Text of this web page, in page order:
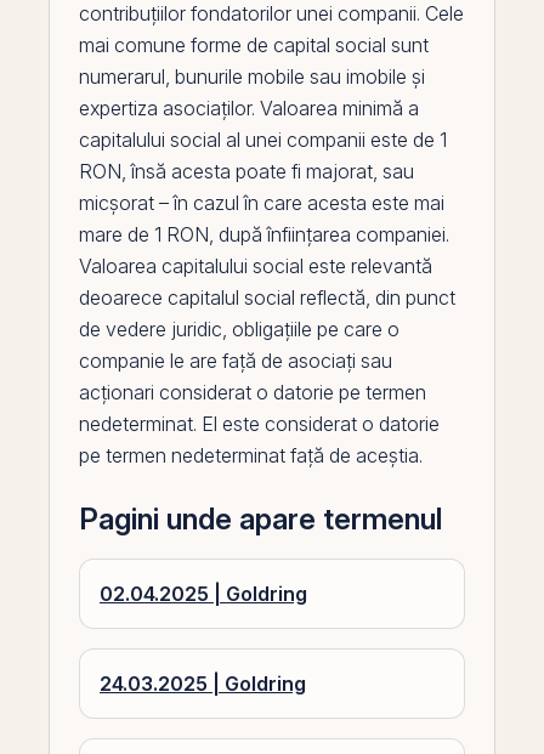
contribuțiilor fondatorilor unei companii. Cele
mai comune forme de capital social sunt
numerarul, bunurile mobile sau imobile și
expertiza asociaților. Valoarea minimă a
capitalului social al unei companii este de 1
RON, însă acesta poate fi majorat, sau
micșorat – în cazul în care acesta este mai
mare de 1 RON, după înființarea companiei.
Valoarea capitalului social este relevantă
deoarece capitalul social reflectă, din punct
de vedere juridic, obligațiile pe care o
companie le are față de asociați sau
acționari considerat o datorie pe termen
nedeterminat. El este considerat o datorie
pe termen nedeterminat față de aceștia.
Pagini unde apare termenul
02.04.2025 | Goldring
24.03.2025 | Goldring